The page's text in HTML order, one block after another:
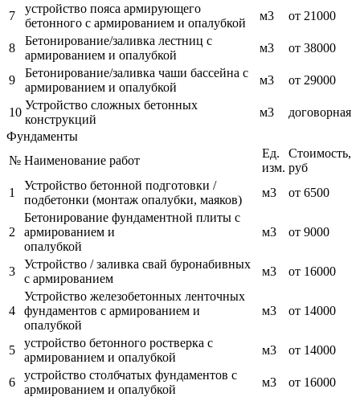
7
устройство пояса армирующего
бетонного с армированием и опалубкой
м3 от 21000
8
Бетонирование/заливка лестниц с
армированием и опалубкой
м3 от 38000
9
Бетонирование/заливка чаши бассейна с
армированием и опалубкой
м3 от 29000
10
Устройство сложных бетонных
конструкций
м3
договорная
Фундаменты
№ Наименование работ
Ед.
изм.
Стоимость,
руб
1
Устройство бетонной подготовки /
подбетонки (монтаж опалубки, маяков)
м3 от 6500
2
Бетонирование фундаментной плиты с
армированием и
опалубкой
м3 от 9000
3
Устройство / заливка свай буронабивных
с армированием
м3 от 16000
4
Устройство железобетонных ленточных
фундаментов с армированием и
опалубкой
м3 от 14000
5
устройство бетонного ростверка с
армированием и опалубкой
м3 от 14000
6
устройство столбчатых фундаментов с
армированием и опалубкой
м3 от 16000